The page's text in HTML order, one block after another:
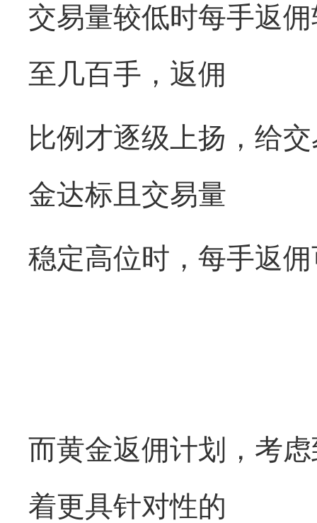
交易量较低时每手返
至几百手，返佣
比例才逐级上扬，给
金达标且交易量
稳定高位时，每手返
而黄金返佣计划，考
着更具针对性的